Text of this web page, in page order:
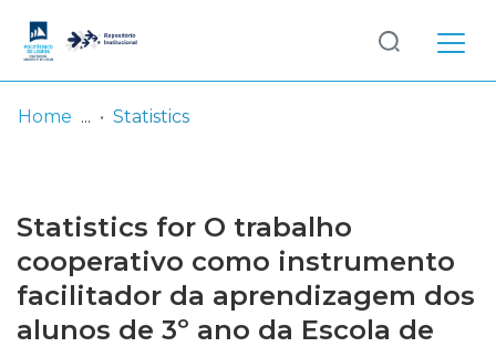
Browse repository
Entities
Log
In
Home Statistics
Statistics for O trabalho
cooperativo como instrumento
facilitador da aprendizagem dos
alunos de 3º ano da Escola de